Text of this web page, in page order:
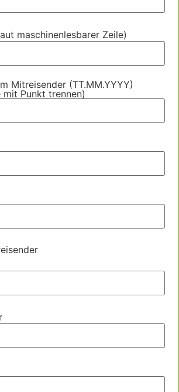
maschinenlesbarer Zeile)
Mitreisender (TT.MM.YYYY)
Punkt trennen)